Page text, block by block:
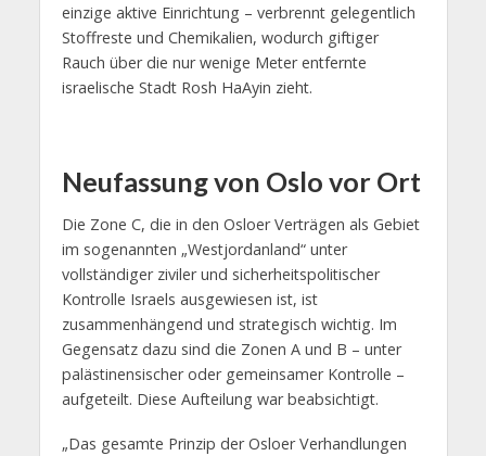
einzige aktive Einrichtung – verbrennt gelegentlich
Stoffreste und Chemikalien, wodurch giftiger
Rauch über die nur wenige Meter entfernte
israelische Stadt Rosh HaAyin zieht.
Neufassung von Oslo vor Ort
Die Zone C, die in den Osloer Verträgen als Gebiet
im sogenannten „Westjordanland“ unter
vollständiger ziviler und sicherheitspolitischer
Kontrolle Israels ausgewiesen ist, ist
zusammenhängend und strategisch wichtig. Im
Gegensatz dazu sind die Zonen A und B – unter
palästinensischer oder gemeinsamer Kontrolle –
aufgeteilt. Diese Aufteilung war beabsichtigt.
„Das gesamte Prinzip der Osloer Verhandlungen